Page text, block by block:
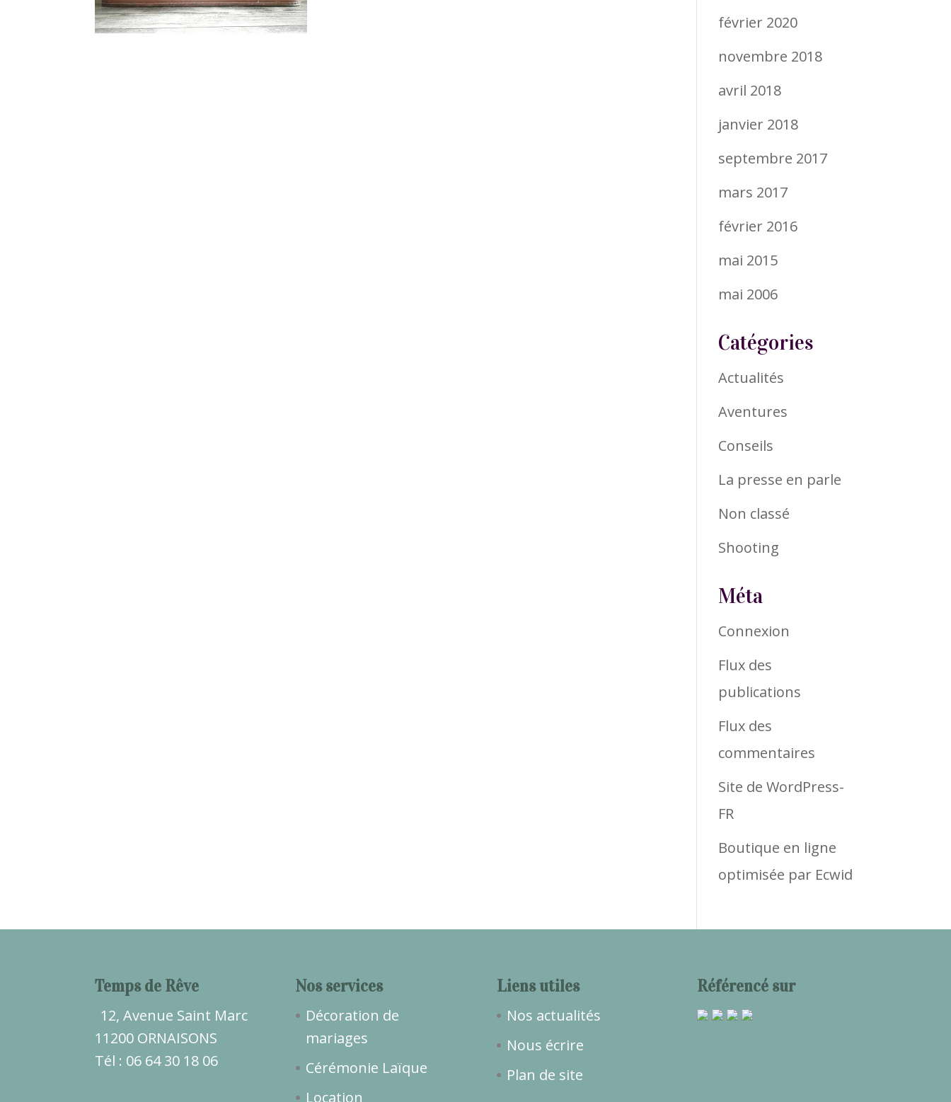
février 2020
novembre 2018
avril 2018
janvier 2018
septembre 2017
mars 2017
février 2016
mai 2015
mai 2006
Catégories
Actualités
Aventures
Conseils
La presse en parle
Non classé
Shooting
Méta
Connexion
Flux des
publications
Flux des
commentaires
Site de WordPress-
FR
Boutique en ligne
optimisée par Ecwid
Temps de Rêve
12, Avenue Saint Marc
11200 ORNAISONS
Tél : 06 64 30 18 06
Nos services
Décoration de
mariages
Cérémonie Laïque
Location
Liens utiles
Nos actualités
Nous écrire
Plan de site
Référencé sur